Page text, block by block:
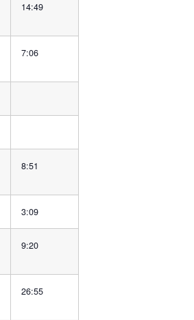
14:49
7:06
8:51
3:09
9:20
26:55